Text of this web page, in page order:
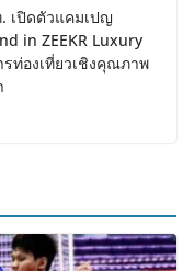
เปิดตัวแคมเปญ
in ZEEKR Luxury
รท่องเที่ยวเชิงคุณภาพ